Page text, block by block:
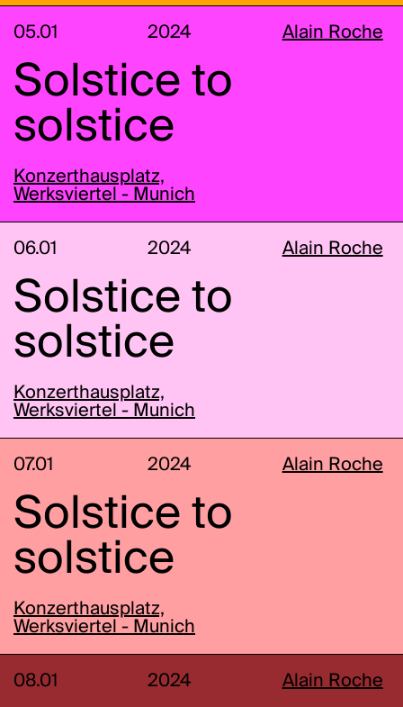
05.01 2024 Alain Roche
Solstice to
solstice
Konzerthausplatz,
Werksviertel - Munich
06.01 2024 Alain Roche
Solstice to
solstice
Konzerthausplatz,
Werksviertel - Munich
07.01 2024 Alain Roche
Solstice to
solstice
Konzerthausplatz,
Werksviertel - Munich
08.01 2024 Alain Roche